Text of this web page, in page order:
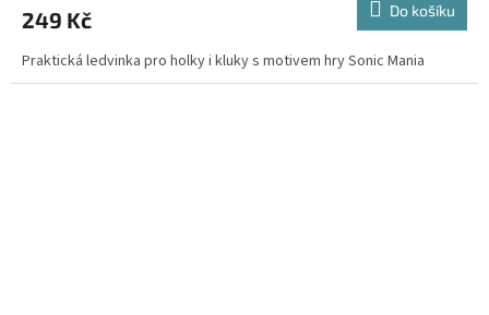
249 Kč Do košíku
Praktická ledvinka pro holky i kluky s motivem hry Sonic Mania